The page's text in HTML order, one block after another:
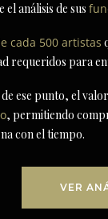
el análisis de sus
cada 500 artistas
requeridos para
ese punto, el
, permitiendo
con el tiempo.
VER